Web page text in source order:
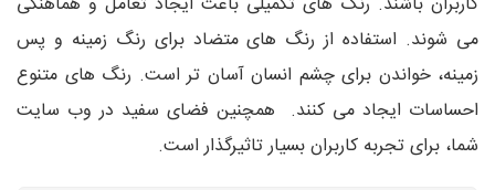
می شوند. استفاده از رنگ های متضاد برای رنگ زمینه و پس
زمینه، خواندن برای چشم انسان آسان تر است. رنگ های متنوع
احساسات ایجاد می کنند. همچنین فضای سفید در وب سایت
شما، برای تجربه کاربران بسیار تاثیرگذار است.